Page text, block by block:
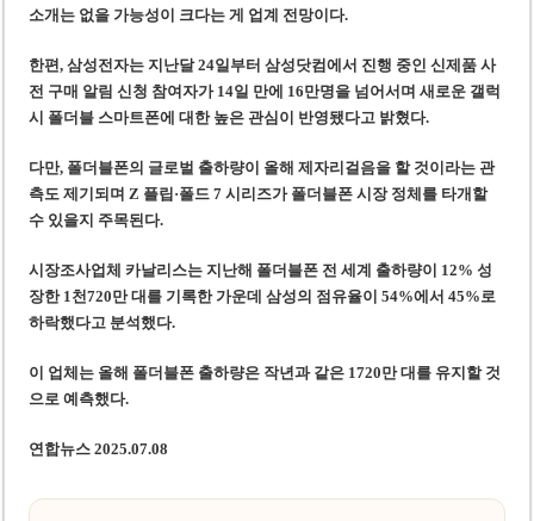
소개는 없을 가능성이 크다는 게 업계 전망이다.
한편, 삼성전자는 지난달 24일부터 삼성닷컴에서 진행 중인 신제품 사
전 구매 알림 신청 참여자가 14일 만에 16만명을 넘어서며 새로운 갤럭
시 폴더블 스마트폰에 대한 높은 관심이 반영됐다고 밝혔다.
다만, 폴더블폰의 글로벌 출하량이 올해 제자리걸음을 할 것이라는 관
측도 제기되며 Z 플립·폴드 7 시리즈가 폴더블폰 시장 정체를 타개할
수 있을지 주목된다.
시장조사업체 카날리스는 지난해 폴더블폰 전 세계 출하량이 12% 성
장한 1천720만 대를 기록한 가운데 삼성의 점유율이 54%에서 45%로
하락했다고 분석했다.
이 업체는 올해 폴더블폰 출하량은 작년과 같은 1720만 대를 유지할 것
으로 예측했다.
연합뉴스 2025.07.08